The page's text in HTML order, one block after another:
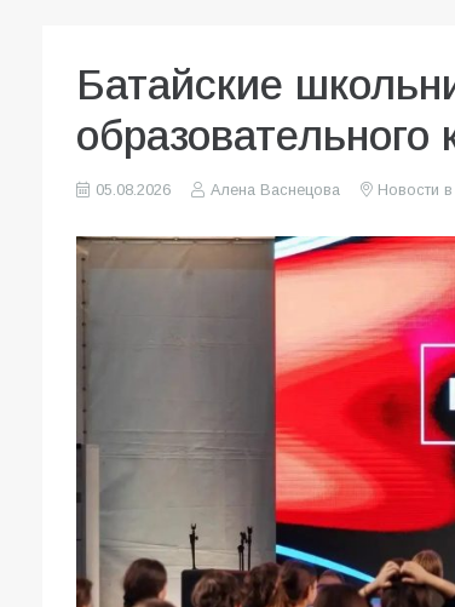
Батайские
образовательного
05.08.2026 Алена Васнецова Новости